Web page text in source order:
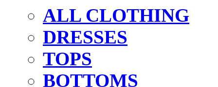
ALL CLOTHING
DRESSES
TOPS
BOTTOMS